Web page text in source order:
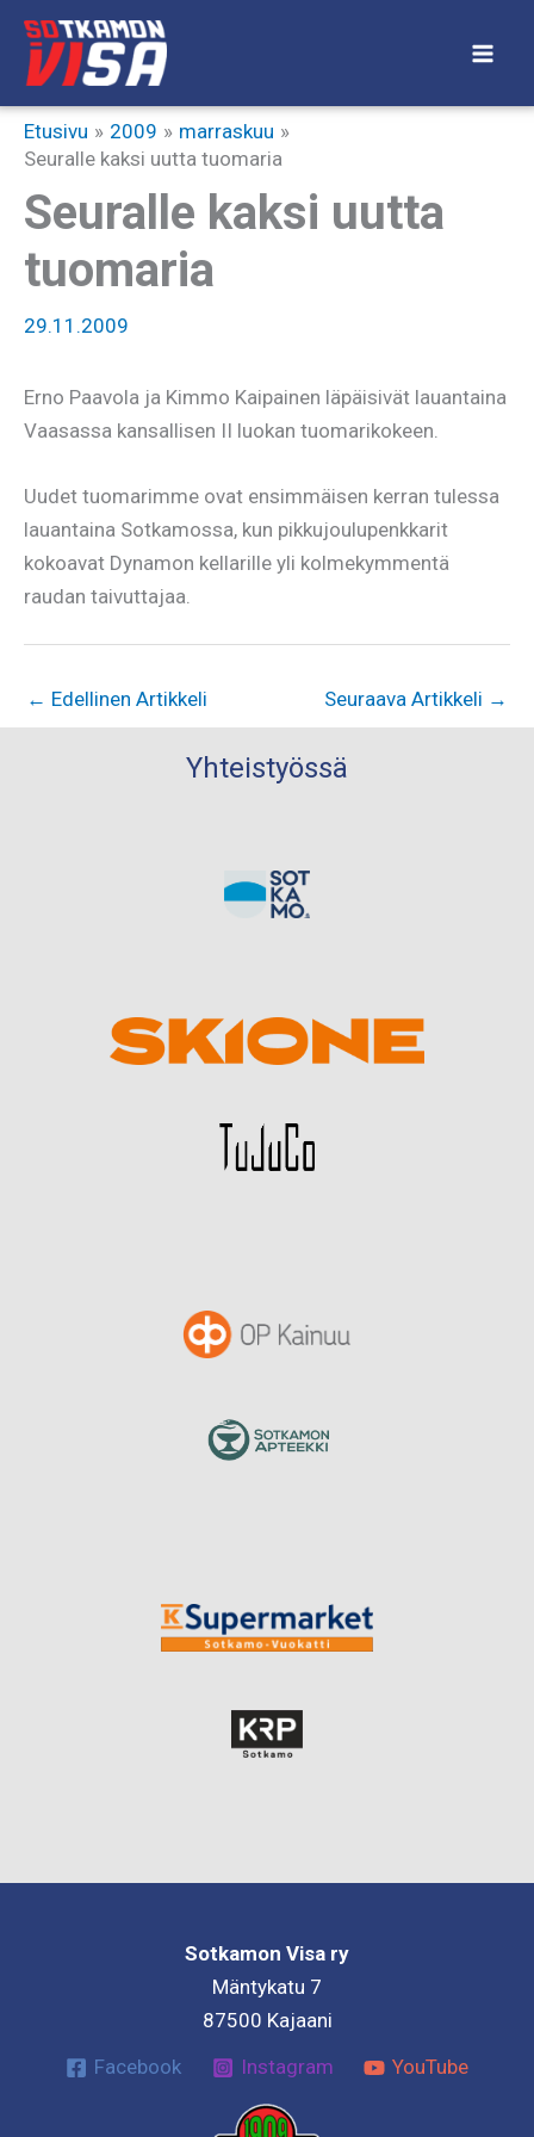
Siirry
sisältöön
Etusivu 2009
marraskuu
Seuralle kaksi uutta tuomaria
Seuralle kaksi uutta
tuomaria
29.11.2009
Erno Paavola ja Kimmo Kaipainen läpäisivät lauantaina
Vaasassa kansallisen II luokan tuomarikokeen.
Uudet tuomarimme ovat ensimmäisen kerran tulessa
lauantaina Sotkamossa, kun pikkujoulupenkkarit
kokoavat Dynamon kellarille yli kolmekymmentä
raudan taivuttajaa.
← Edellinen Artikkeli Seuraava Artikkeli →
Yhteistyössä
Sotkamon Visa ry
Mäntykatu 7
87500 Kajaani
Facebook
Instagram YouTube